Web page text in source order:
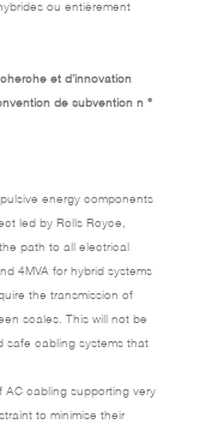
ou entièrement
et d’innovation
de subvention n °
energy components
led by Rolls Royce,
path to all electrical
4MVA for hybrid systems
the transmission of
scales. This will not be
safe cabling systems that
AC cabling supporting very
to minimise their